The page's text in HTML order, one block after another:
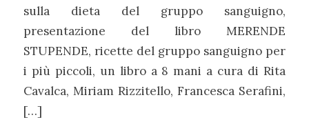
sulla dieta del gruppo sanguigno,
presentazione del libro MERENDE
STUPENDE, ricette del gruppo sanguigno per
i più piccoli, un libro a 8 mani a cura di Rita
Cavalca, Miriam Rizzitello, Francesca Serafini,
[…]